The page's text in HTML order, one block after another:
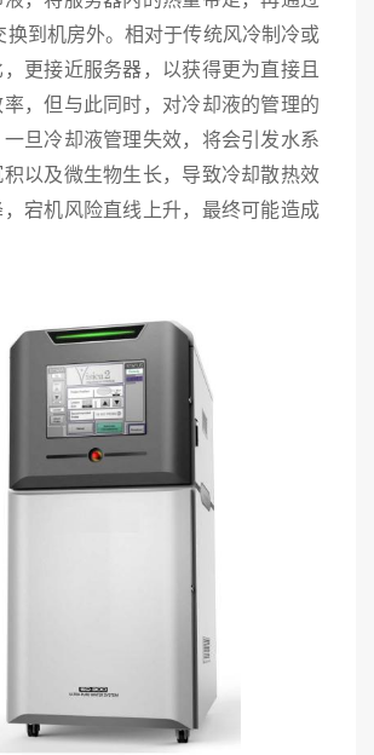
换到机房外。相对于传统风冷制冷或
更接近服务器，以获得更为直接且
，但与此同时，对冷却液的管理的
旦冷却液管理失效，将会引发水系
以及微生物生长，导致冷却散热效
宕机风险直线上升，最终可能造成